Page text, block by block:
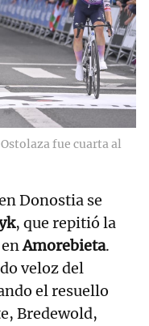
fue cuarta al
Donostia se
, que repitió la
enAmorebieta.
veloz del
el resuello
Bredewold,